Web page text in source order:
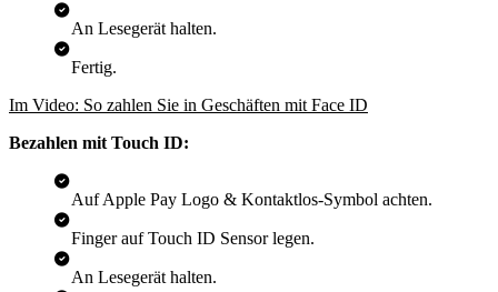
An Lesegerät halten.
Fertig.
Im Video: So zahlen Sie in Geschäften mit Face ID
Bezahlen mit Touch ID:
Auf Apple Pay Logo & Kontaktlos-Symbol achten.
Finger auf Touch ID Sensor legen.
An Lesegerät halten.